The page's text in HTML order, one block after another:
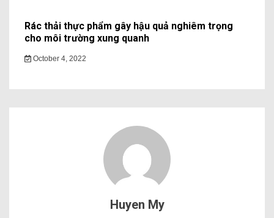
Rác thải thực phẩm gây hậu quả nghiêm trọng
cho môi trường xung quanh
October 4, 2022
Huyen My